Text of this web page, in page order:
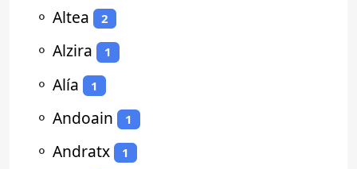
⚬ Altea 2
⚬ Alzira 1
⚬ Alía 1
⚬ Andoain 1
⚬ Andratx 1